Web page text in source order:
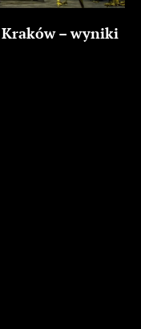
Kraków – wyniki